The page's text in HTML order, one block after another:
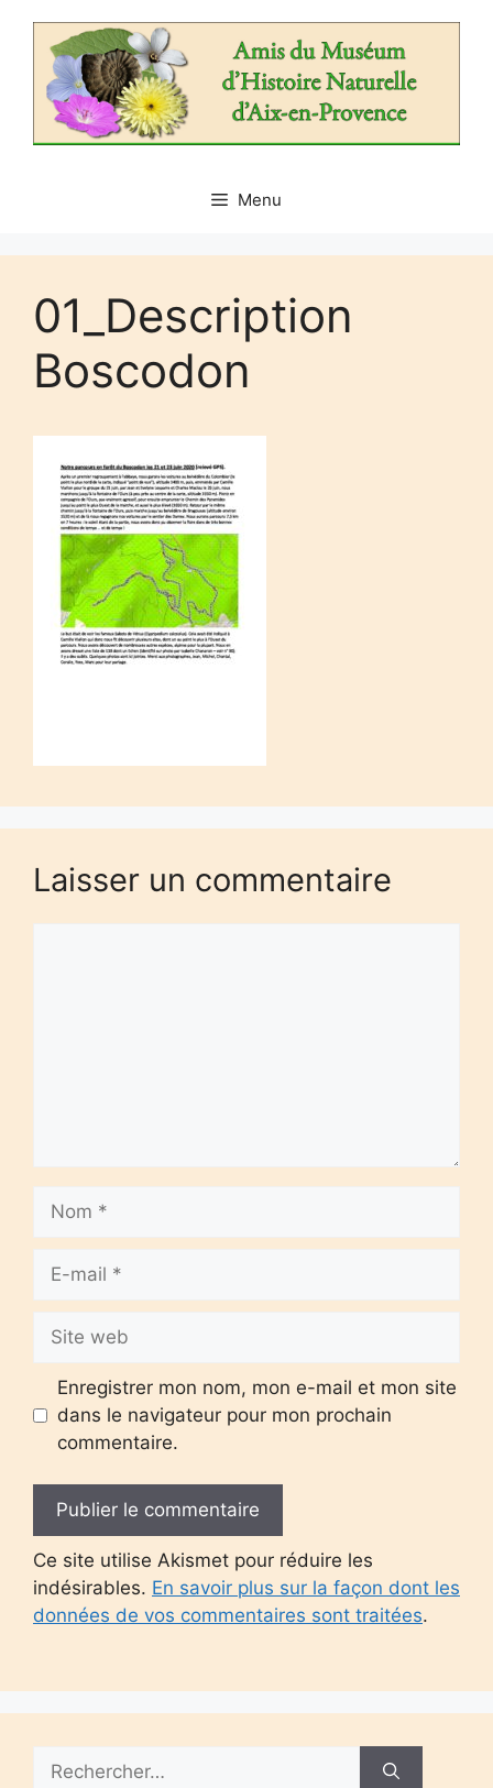
contenu
Menu
01_Description
Boscodon
Laisser un commentaire
mail
web
Enregistrer mon nom, mon e-mail et mon site
dans le navigateur pour mon prochain
commentaire.
Ce site utilise Akismet pour réduire les
indésirables. En savoir plus sur la façon dont les
données de vos commentaires sont traitées.